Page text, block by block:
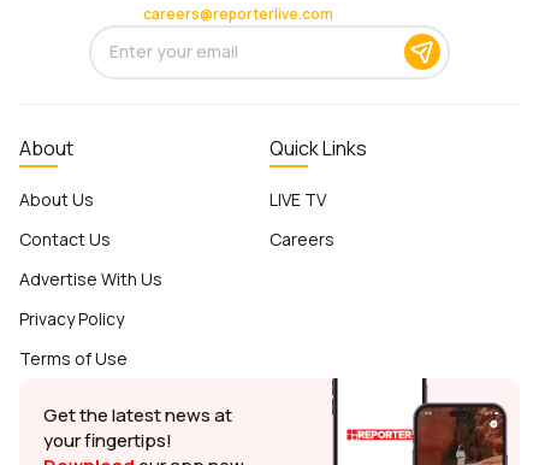
careers@reporterlive.com
About
About Us
Contact Us
Advertise With Us
Privacy Policy
Terms of Use
Quick Links
LIVE TV
Careers
Get the latest news at
your fingertips!